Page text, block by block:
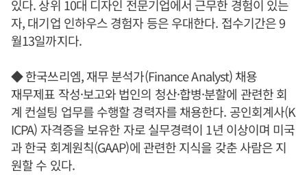
있다. 상위 10대 디자인 전문기업에서 근무한 경험이 있는
자, 대기업 인하우스 경험자 등은 우대한다. 접수기간은 9
월13일까지다.
◆ 한국쓰리엠, 재무 분석가(Finance Analyst) 채용
재무제표 작성·보고와 법인의 청산·합병·분할에 관련한 회
계 컨설팅 업무를 수행할 경력자를 채용한다. 공인회계사(K
ICPA) 자격증을 보유한 자로 실무경력이 1년 이상이며 미국
과 한국 회계원칙(GAAP)에 관련한 지식을 갖춘 사람은 지
원할 수 있다.